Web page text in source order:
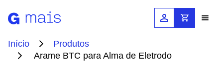
Início
Produtos
Arame BTC para Alma de Eletrodo